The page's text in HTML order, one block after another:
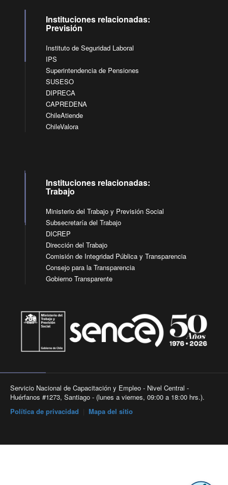
Instituciones relacionadas:
Previsión
Instituto de Seguridad Laboral
IPS
Superintendencia de Pensiones
SUSESO
DIPRECA
CAPREDENA
ChileAtiende
ChileValora
Instituciones relacionadas:
Trabajo
Ministerio del Trabajo y Previsión Social
Subsecretaría del Trabajo
DICREP
Dirección del Trabajo
Comisión de Integridad Pública y Transparencia
Consejo para la Transparencia
Gobierno Transparente
Servicio Nacional de Capacitación y Empleo - Nivel Central -
Huérfanos #1273, Santiago - (lunes a viernes, 09:00 a 18:00 hrs.).
Política de privacidad
Mapa del sitio